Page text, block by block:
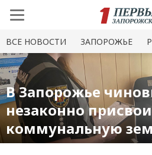
ВСЕ НОВОСТИ ЗАПОРОЖЬЕ
В Запорожье
незаконно
коммунальную